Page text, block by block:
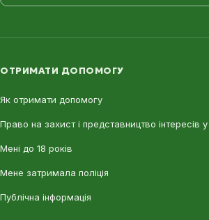
ОТРИМАТИ ДОПОМОГУ
Як отримати допомогу
Право на захист і представництво інтересів у
Мені до 18 років
Мене затримала поліція
Публічна інформація